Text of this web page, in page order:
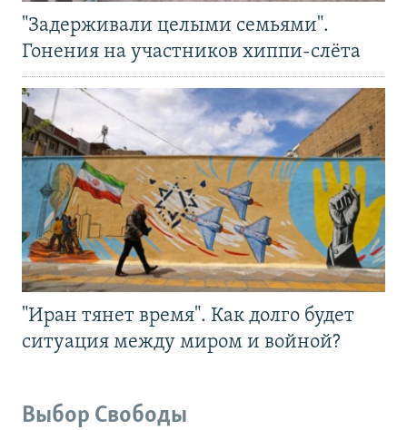
"Задерживали целыми семьями".
Гонения на участников хиппи-слёта
"Иран тянет время". Как долго будет
ситуация между миром и войной?
Выбор Свободы